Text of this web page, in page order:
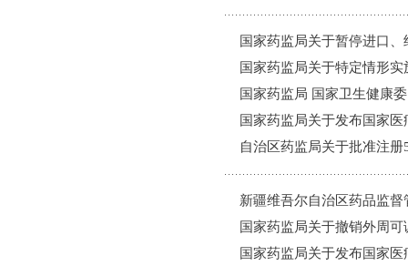
国家药监局关于暂停进口
国家药监局关于特定情形
国家药监局 国家卫生健康
国家药监局关于发布国家
自治区药监局关于批准注
新疆维吾尔自治区药品监
国家药监局关于撤销外周
国家药监局关于发布国家